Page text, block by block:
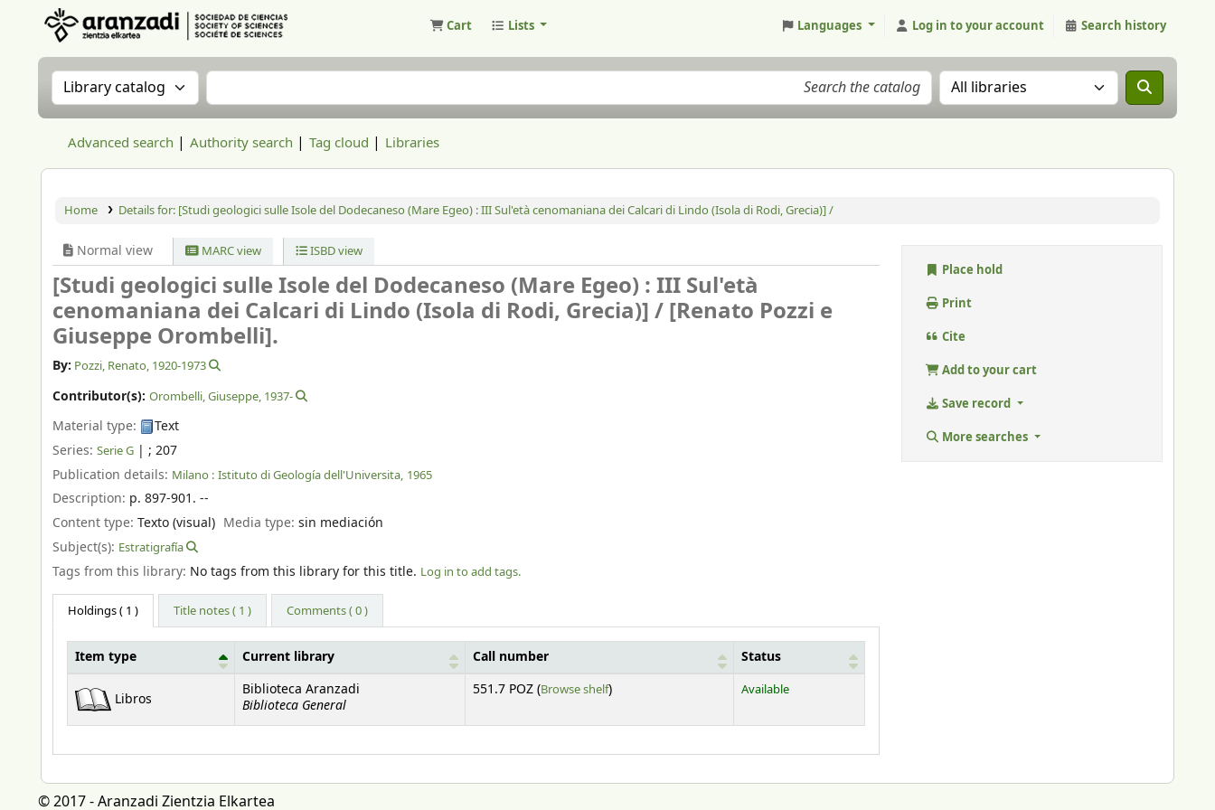
Cart Lists Languages Log in to your account Search history
Search the catalog by:Search the catalog Search the catalog in:
Advanced search Authority search Tag cloud Libraries
Home Details for: [Studi geologici sulle Isole del Dodecaneso (Mare Egeo) : III Sul'età cenomaniana dei Calcari di Lindo (Isola di Rodi, Grecia)] /
Normal view MARC view ISBD view
[Studi geologici sulle Isole del Dodecaneso (Mare Egeo) : III Sul'età
cenomaniana dei Calcari di Lindo (Isola di Rodi, Grecia)] /[Renato Pozzi e
Giuseppe Orombelli].
By: Pozzi, Renato, 1920-1973
Contributor(s): Orombelli, Giuseppe, 1937-
Material type:
Text
Series: Serie G | ; 207
Publication details: Milano : Istituto di Geología dell'Universita, 1965
Description: p. 897-901. --
Content type: Texto (visual) Media type:sin mediación
Subject(s): Estratigrafía
Tags from this library: No tags from this library for this title. Log in to add tags.
Holdings( 1 ) Title notes ( 1 ) Comments ( 0 )
Item type Current library Call number Status
Libros
Biblioteca Aranzadi
Biblioteca General
551.7 POZ (Browse shelf(Opens below)
) Available
Place hold
Print
Cite
Add to your cart
Save record
More searches
© 2017 - Aranzadi Zientzia Elkartea